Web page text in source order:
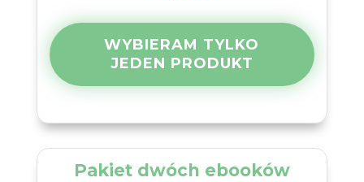
WYBIERAM TYLKO
JEDEN PRODUKT
Pakiet dwóch ebooków